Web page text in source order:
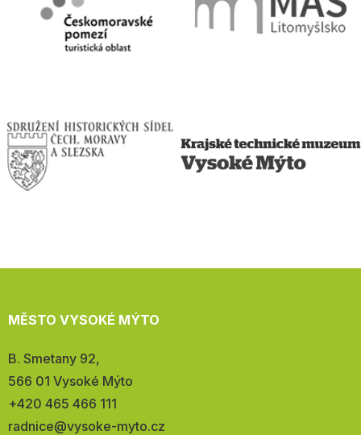
MĚSTO VYSOKÉ MÝTO
Adresa:
B. Smetany 92,
566 01 Vysoké Mýto
Telefon:
+420 465 466 111
E-
radnice@vysoke-myto.cz